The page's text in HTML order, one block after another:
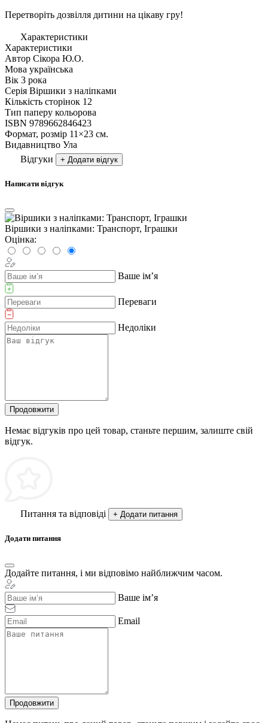
Перетворіть дозвілля дитини на цікаву гру!
Характеристики
Характеристики
Автор Сікора Ю.О.
Мова українська
Вік 3 рока
Серія Віршики з наліпками
Кількість сторінок 12
Тип паперу кольорова
ISBN 9789662846423
Формат, розмір 11×23 см.
Видавництво Ула
Відгуки
+ Додати відгук
Написати відгук
Віршики з наліпками: Транспорт, Іграшки
Оцінка:
Ваше ім’я
Переваги
Недоліки
Продовжити
Немає відгуків про цей товар, станьте першим, залиште свій
відгук.
Питання та відповіді + Додати питання
Додати питання
Додайте питання, і ми відповімо найближчим часом.
Ваше ім’я
Email
Продовжити